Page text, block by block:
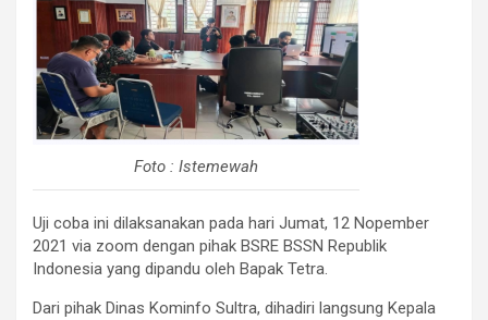
Foto : Istemewah
Uji coba ini dilaksanakan pada hari Jumat, 12 Nopember
2021 via zoom dengan pihak BSRE BSSN Republik
Indonesia yang dipandu oleh Bapak Tetra.
Dari pihak Dinas Kominfo Sultra, dihadiri langsung Kepala